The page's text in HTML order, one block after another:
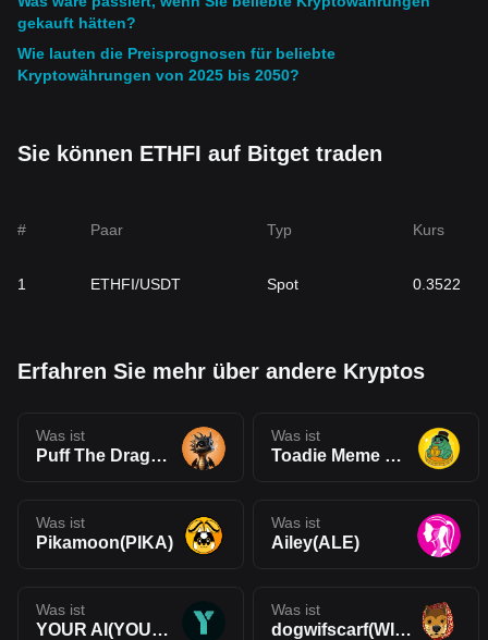
gekauft hätten?
Wie lauten die Preisprognosen für beliebte
Kryptowährungen von 2025 bis 2050?
Sie können ETHFI auf Bitget traden
# Paar Typ Kurs
1 ETHFI/USDT Spot 0.3522
Erfahren Sie mehr über andere Kryptos
Was ist
Puff The Dragon(PUFF)
Was ist
Toadie Meme Coin(TOAD)
Was ist
Pikamoon(PIKA)
Was ist
Ailey(ALE)
Was ist
YOUR AI(YOURAI)
Was ist
dogwifscarf(WIFS)